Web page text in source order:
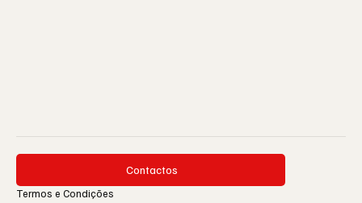
Contactos
Termos e Condições